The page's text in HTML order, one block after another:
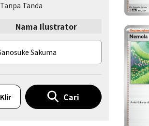
Tanpa Tanda
Nama Ilustrator
Klir Cari